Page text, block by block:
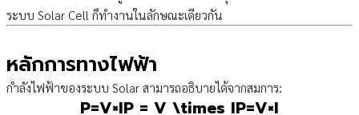
ระบบ Solar Cell ก็ทำงานในลักษณะเดียวกัน
หลักการทางไฟฟ้า
กำลังไฟฟ้าของระบบ Solar สามารถอธิบายได้จากสมการ:
P=V×IP = V \times IP=V×I